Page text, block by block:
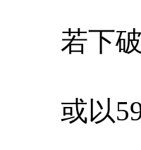
若下破
或以